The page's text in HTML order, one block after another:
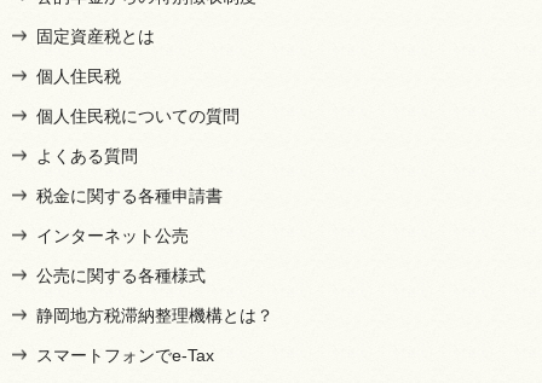
固定資産税とは
個人住民税
個人住民税についての質問
よくある質問
税金に関する各種申請書
インターネット公売
公売に関する各種様式
静岡地方税滞納整理機構とは？
スマートフォンでe-Tax